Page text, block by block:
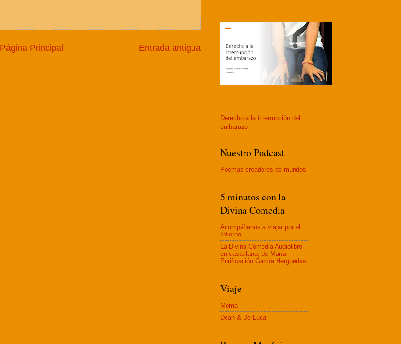
Entrada antigua
Página Principal
Derecho a la interrupción del
embarazo
Nuestro Podcast
Poemas creadores de mundos
5 minutos con la
Divina Comedia
Acompáñanos a viajar por el
Infierno
La Divina Comedia Audiolibro
en castellano, de María
Purificación García Herguedas
Viaje
Moma
Dean & De Luca